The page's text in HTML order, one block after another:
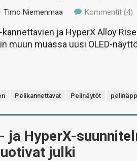
Timo Niemenmaa Kommentit (4)
kannettavien ja HyperX Alloy
muun muassa uusi OLED-
Pelikannettavat Pelinäytöt
ja HyperX-
julki